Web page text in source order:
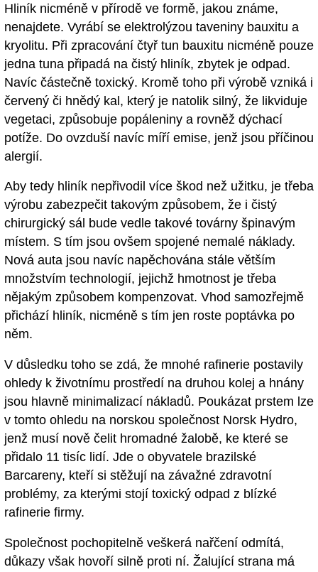
Hliník nicméně v přírodě ve formě, jakou známe,
nenajdete. Vyrábí se elektrolýzou taveniny bauxitu a
kryolitu. Při zpracování čtyř tun bauxitu nicméně pouze
jedna tuna připadá na čistý hliník, zbytek je odpad.
Navíc částečně toxický. Kromě toho při výrobě vzniká i
červený či hnědý kal, který je natolik silný, že likviduje
vegetaci, způsobuje popáleniny a rovněž dýchací
potíže. Do ovzduší navíc míří emise, jenž jsou příčinou
alergií.
Aby tedy hliník nepřivodil více škod než užitku, je třeba
výrobu zabezpečit takovým způsobem, že i čistý
chirurgický sál bude vedle takové továrny špinavým
místem. S tím jsou ovšem spojené nemalé náklady.
Nová auta jsou navíc napěchována stále větším
množstvím technologií, jejichž hmotnost je třeba
nějakým způsobem kompenzovat. Vhod samozřejmě
přichází hliník, nicméně s tím jen roste poptávka po
něm.
V důsledku toho se zdá, že mnohé rafinerie postavily
ohledy k životnímu prostředí na druhou kolej a hnány
jsou hlavně minimalizací nákladů. Poukázat prstem lze
v tomto ohledu na norskou společnost Norsk Hydro,
jenž musí nově čelit hromadné žalobě, ke které se
přidalo 11 tisíc lidí. Jde o obyvatele brazilské
Barcareny, kteří si stěžují na závažné zdravotní
problémy, za kterými stojí toxický odpad z blízké
rafinerie firmy.
Společnost pochopitelně veškerá nařčení odmítá,
důkazy však hovoří silně proti ní. Žalující strana má